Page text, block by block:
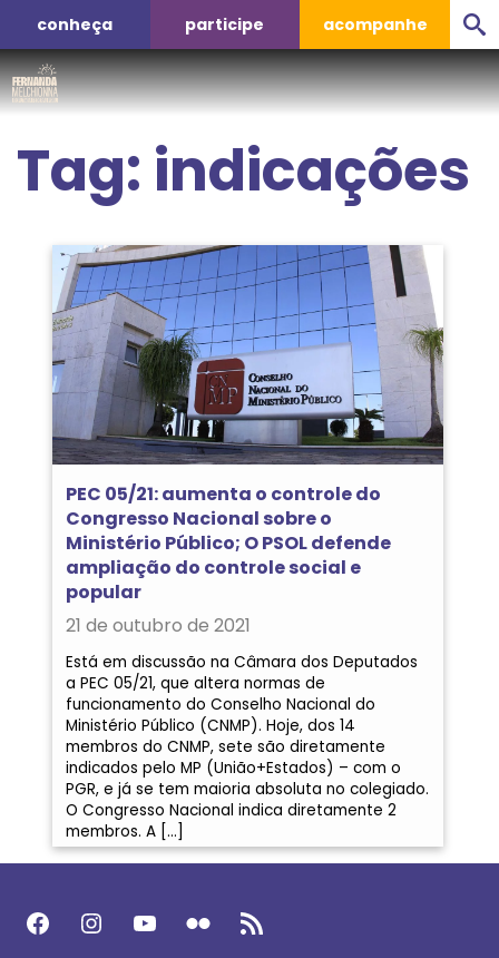
conheça participe acompanhe
Tag: indicações
PEC 05/21: aumenta o controle do
Congresso Nacional sobre o
Ministério Público; O PSOL defende
ampliação do controle social e
popular
21 de outubro de 2021
Está em discussão na Câmara dos Deputados
a PEC 05/21, que altera normas de
funcionamento do Conselho Nacional do
Ministério Público (CNMP). Hoje, dos 14
membros do CNMP, sete são diretamente
indicados pelo MP (União+Estados) – com o
PGR, e já se tem maioria absoluta no colegiado.
O Congresso Nacional indica diretamente 2
membros. A […]
Facebook Instagram Youtube Flickr Feed RSS